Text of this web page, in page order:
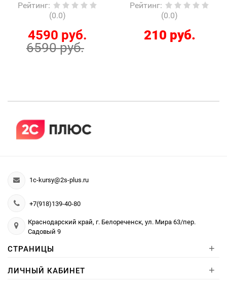
Рейтинг:
(0.0)
4590 руб.
6590 руб.
Рейтинг:
(0.0)
210 руб.
1c-kursy@2s-plus.ru
+7(918)139-40-80
Краснодарский край, г. Белореченск, ул. Мира 63/пер.
Садовый 9
СТРАНИЦЫ +
ЛИЧНЫЙ КАБИНЕТ +